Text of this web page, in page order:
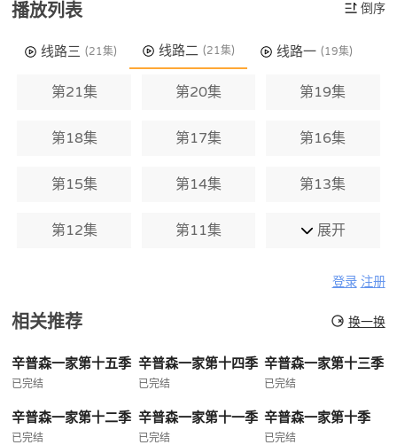
播放列表 倒序
线路三 (21集) 线路二 (21集) 线路一 (19集)
第21集 第20集 第19集
第18集 第17集 第16集
第15集 第14集 第13集
第12集 第11集 展开
登录 注册
相关推荐 换一换
辛普森一家第十五季
已完结
辛普森一家第十四季
已完结
辛普森一家第十三季
已完结
辛普森一家第十二季
已完结
辛普森一家第十一季
已完结
辛普森一家第十季
已完结